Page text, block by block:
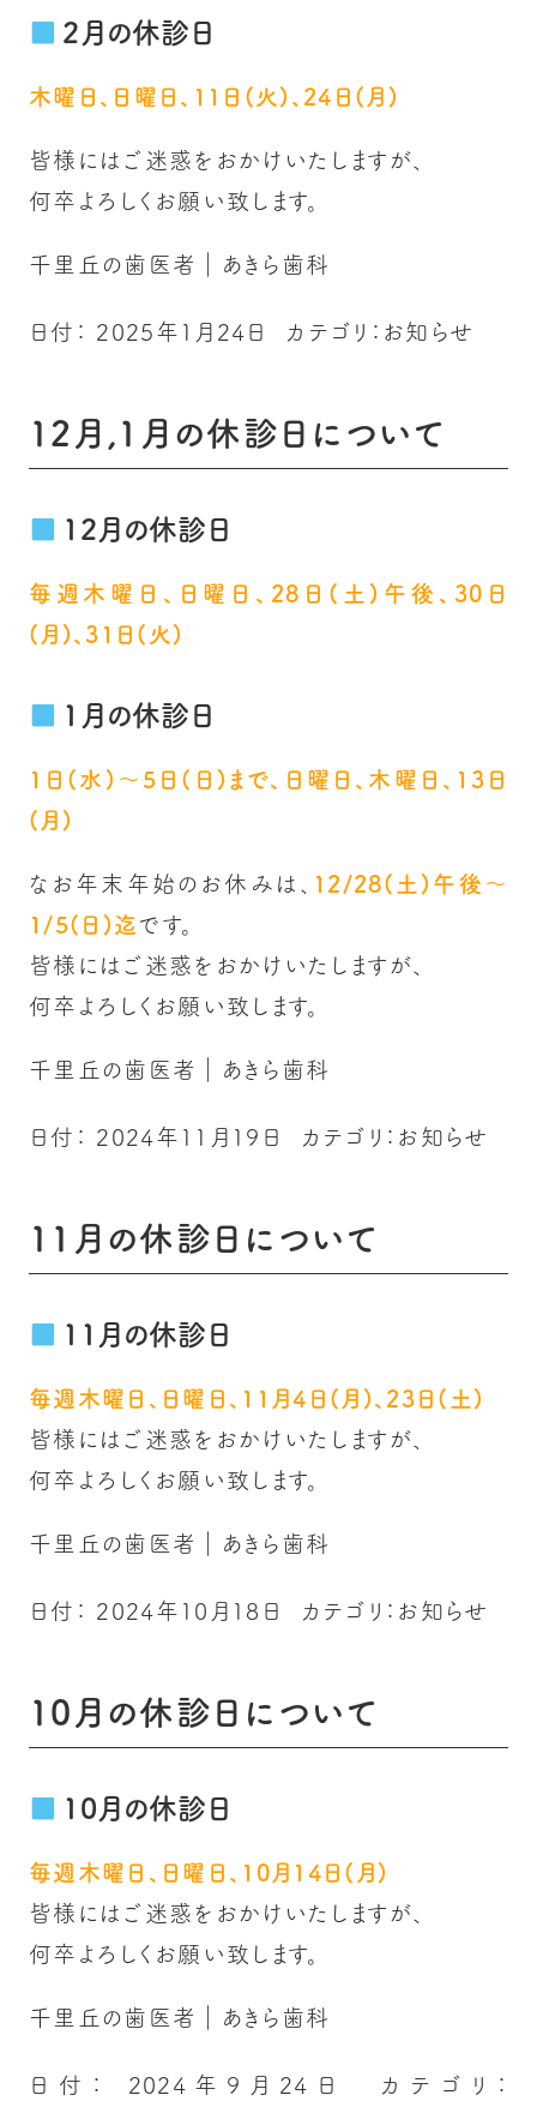
2月の休診日
木曜日、日曜日、11日(火)、24日(月)
皆様にはご迷惑をおかけいたしますが、
何卒よろしくお願い致します。
千里丘の歯医者｜あきら歯科
日付： 2025年1月24日 カテゴリ： お知らせ
12月,1月の休診日について
12月の休診日
毎週木曜日、日曜日、28日(土)午後、30日
(月)、31日(火)
1月の休診日
1日(水)～5日(日)まで、日曜日、木曜日、13日
(月)
なお年末年始のお休みは、 12/28(土)午後～
1/5(日)迄 です。
皆様にはご迷惑をおかけいたしますが、
何卒よろしくお願い致します。
千里丘の歯医者｜あきら歯科
日付： 2024年11月19日 カテゴリ： お知らせ
11月の休診日について
11月の休診日
毎週木曜日、日曜日、11月4日(月)、23日(土)
皆様にはご迷惑をおかけいたしますが、
何卒よろしくお願い致します。
千里丘の歯医者｜あきら歯科
日付： 2024年10月18日 カテゴリ： お知らせ
10月の休診日について
10月の休診日
毎週木曜日、日曜日、10月14日(月)
皆様にはご迷惑をおかけいたしますが、
何卒よろしくお願い致します。
千里丘の歯医者｜あきら歯科
日付： 2024年9月24日
カテゴリ：